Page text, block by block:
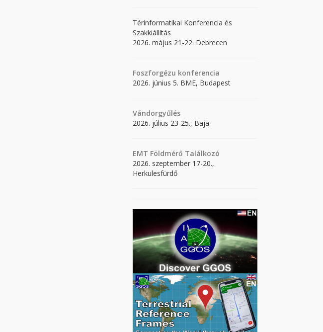
Térinformatikai Konferencia és
Szakkiállítás
2026. május 21-22. Debrecen
Foszforgézu konferencia
2026. június 5. BME, Budapest
Vándorgyűlés
2026. július 23-25., Baja
EMT Földmérő Találkozó
2026. szeptember 17-20.,
Herkulesfürdő